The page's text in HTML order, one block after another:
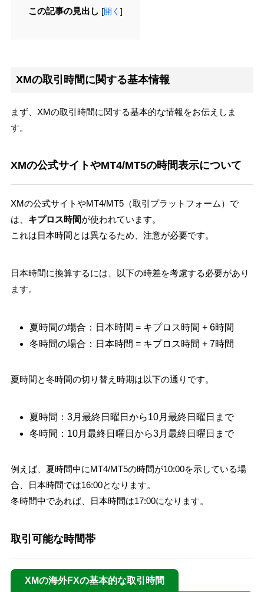
この記事の見出し [開く ]
XMの取引時間に関する基本情報
まず、XMの取引時間に関する基本的な情報をお伝えしま
す。
XMの公式サイトやMT4/MT5の時間表示について
XMの公式サイトやMT4/MT5（取引プラットフォーム）で
は、 キプロス時間が使われています。
これは日本時間とは異なるため、注意が必要です。
日本時間に換算するには、以下の時差を考慮する必要があり
ます。
夏時間の場合：日本時間 = キプロス時間 + 6時間
冬時間の場合：日本時間 = キプロス時間 + 7時間
夏時間と冬時間の切り替え時期は以下の通りです。
夏時間：3月最終日曜日から10月最終日曜日まで
冬時間：10月最終日曜日から3月最終日曜日まで
例えば、夏時間中にMT4/MT5の時間が10:00を示している場
合、日本時間では16:00となります。
冬時間中であれば、日本時間は17:00になります。
取引可能な時間帯
XMの海外FXの基本的な取引時間